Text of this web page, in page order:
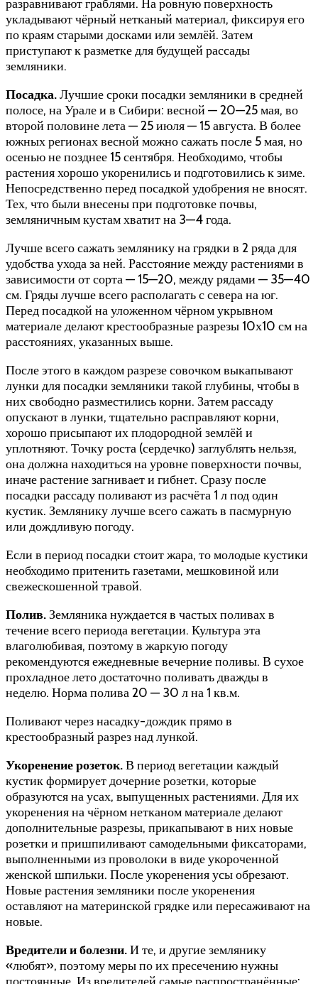
разравнивают граблями. На ровную поверхность
укладывают чёрный нетканый материал, фиксируя его
по краям старыми досками или землёй. Затем
приступают к разметке для будущей рассады
земляники.
Посадка.Лучшие сроки посадки земляники в средней
полосе, на Урале и в Сибири: весной — 20—25 мая, во
второй половине лета — 25 июля — 15 августа. В более
южных регионах весной можно сажать после 5 мая, но
осенью не позднее 15 сентября. Необходимо, чтобы
растения хорошо укоренились и подготовились к зиме.
Непосредственно перед посадкой удобрения не вносят.
Тех, что были внесены при подготовке почвы,
земляничным кустам хватит на 3—4 года.
Лучше всего сажать землянику на грядки в 2 ряда для
удобства ухода за ней. Расстояние между растениями в
зависимости от сорта — 15—20, между рядами — 35—40
см. Гряды лучше всего располагать с севера на юг.
Перед посадкой на уложенном чёрном укрывном
материале делают крестообразные разрезы 10х10 см на
расстояниях, указанных выше.
После этого в каждом разрезе совочком выкапывают
лунки для посадки земляники такой глубины, чтобы в
них свободно разместились корни. Затем рассаду
опускают в лунки, тщательно расправляют корни,
хорошо присыпают их плодородной землёй и
уплотняют. Точку роста (сердечко) заглублять нельзя,
она должна находиться на уровне поверхности почвы,
иначе растение загнивает и гибнет. Сразу после
посадки рассаду поливают из расчёта 1 л под один
кустик. Землянику лучше всего сажать в пасмурную
или дождливую погоду.
Если в период посадки стоит жара, то молодые кустики
необходимо притенить газетами, мешковиной или
свежескошенной травой.
Полив.Земляника нуждается в частых поливах в
течение всего периода вегетации. Культура эта
влаголюбивая, поэтому в жаркую погоду
рекомендуются ежедневные вечерние поливы. В сухое
прохладное лето достаточно поливать дважды в
неделю. Норма полива 20 — 30 л на 1 кв.м.
Поливают через насадку-дождик прямо в
крестообразный разрез над лункой.
Укоренение розеток.В период вегетации каждый
кустик формирует дочерние розетки, которые
образуются на усах, выпущенных растениями. Для их
укоренения на чёрном нетканом материале делают
дополнительные разрезы, прикапывают в них новые
розетки и пришпиливают самодельными фиксаторами,
выполненными из проволоки в виде укороченной
женской шпильки. После укоренения усы обрезают.
Новые растения земляники после укоренения
оставляют на материнской грядке или пересаживают на
новые.
Вредители и болезни.И те, и другие землянику
«любят», поэтому меры по их пресечению нужны